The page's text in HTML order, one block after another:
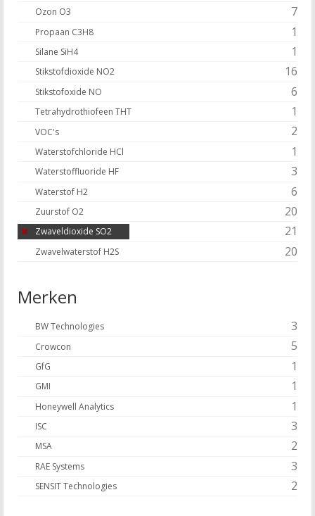
Ozon O3 7
Propaan C3H8 1
Silane SiH4 1
Stikstofdioxide NO2 16
Stikstofoxide NO 6
Tetrahydrothiofeen THT 1
VOC's 2
Waterstofchloride HCl 1
Waterstoffluoride HF 3
Waterstof H2 6
Zuurstof O2 20
Zwaveldioxide SO2 21
Zwavelwaterstof H2S 20
Merken
BW Technologies 3
Crowcon 5
GfG 1
GMI 1
Honeywell Analytics 1
ISC 3
MSA 2
RAE Systems 3
SENSIT Technologies 2